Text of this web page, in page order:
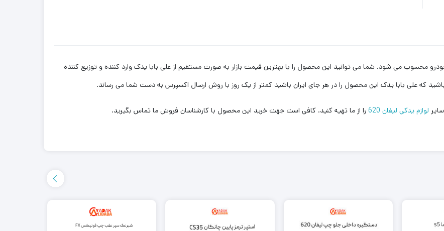
که علی بابا یدک این محصول را در هر جای ایران باشید کمتر از یک روز با روش ارسال اکسپرس به دست شما می رساند.
لوازم یدکی لیفان 620 را از ما تهیه کنید. کافی است جهت خرید این محصول با کارشناسان فروش ما تماس بگیرید.